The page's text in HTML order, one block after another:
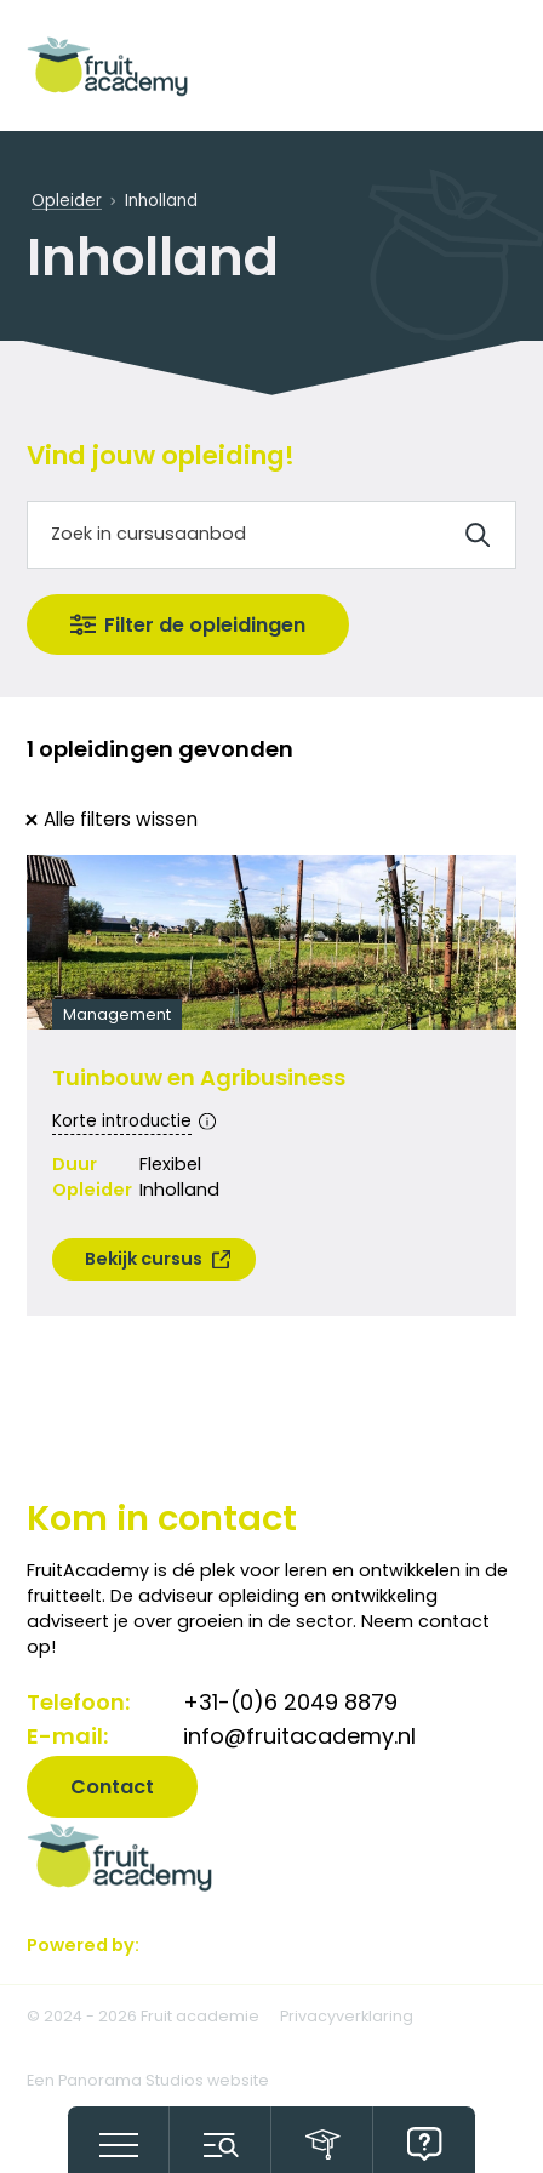
Opleider Inholland
Inholland
Vind jouw opleiding!
1 opleidingen gevonden
Alle filters wissen
Management
Tuinbouw en Agribusiness
Korte introductie
Duur
Flexibel
Opleider Inholland
Bekijk cursus
Kom in contact
FruitAcademy is dé plek voor leren en ontwikkelen in de
fruitteelt. De adviseur opleiding en ontwikkeling
adviseert je over groeien in de sector. Neem contact
op!
Telefoon:
+31-(0)6 2049 8879
E-mail:
info@fruitacademy.nl
Contact
Powered by:
© 2024 - 2026 Fruit academie Privacyverklaring
Een Panorama Studios website